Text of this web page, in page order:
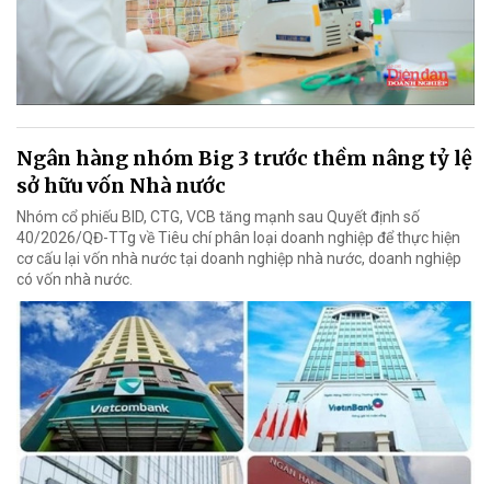
Ngân hàng nhóm Big 3 trước thềm nâng tỷ lệ
sở hữu vốn Nhà nước
Nhóm cổ phiếu BID, CTG, VCB tăng mạnh sau Quyết định số
40/2026/QĐ-TTg về Tiêu chí phân loại doanh nghiệp để thực hiện
cơ cấu lại vốn nhà nước tại doanh nghiệp nhà nước, doanh nghiệp
có vốn nhà nước.